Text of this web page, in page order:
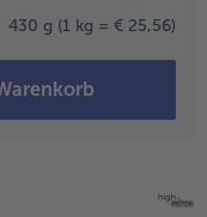
430 g (1 kg = € 25,56)